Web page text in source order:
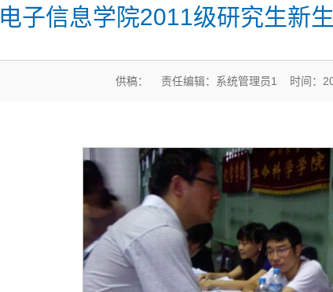
电子信息学院2011级研究生新
供稿： 责任编辑：系统管理员1 时间：